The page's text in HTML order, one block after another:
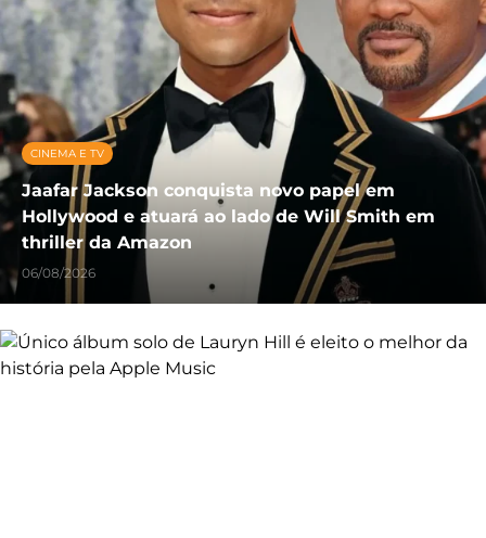
CINEMA E TV
Jaafar Jackson conquista novo papel em
Hollywood e atuará ao lado de Will Smith em
thriller da Amazon
06/08/2026